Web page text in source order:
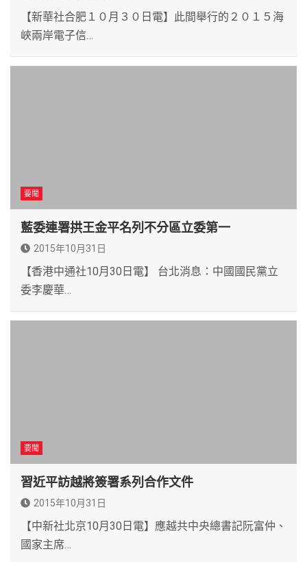
【新華社合肥１０月３０日電】此間舉行的２０１５海
峽兩岸電子信…
要聞
藍委連署拱王金平名列不分區立委第一
2015年10月31日
【香港中通社10月30日電】 台北消息：中國國民黨立
委李慶華…
要聞
習近平訪越將簽署系列合作文件
2015年10月31日
【中新社北京10月30日電】應越共中央總書記阮富仲、
國家主席…